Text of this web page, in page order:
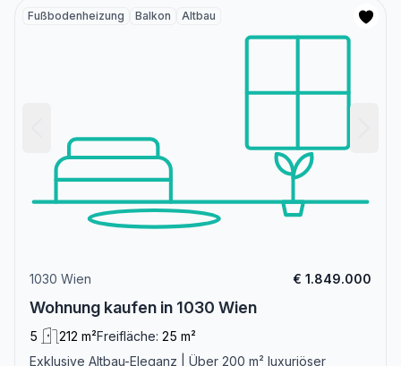
Fußbodenheizung Balkon Altbau
1030 Wien € 1.849.000
Wohnung kaufen in 1030 Wien
5 212 m²Freifläche: 25 m²
Exklusive Altbau-Eleganz | Über 200 m² luxuriöser